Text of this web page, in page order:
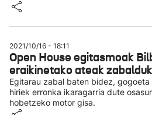
2021/10/16 - 18:11
Open House egitasmoak
eraikinetako ateak
Egitarau zabal baten bidez,
hiriek erronka ikaragarria dute
hobetzeko motor gisa.